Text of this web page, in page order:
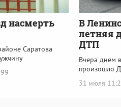
насмерть
Саратова
В
летняя
ДТП
Вчера днем
произошло
31 июля